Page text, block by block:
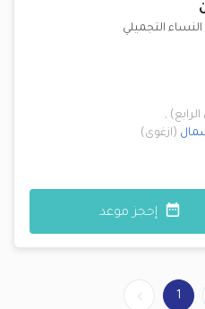
التجميلي
)
,
(ازغوى)
إحجز موعد
1